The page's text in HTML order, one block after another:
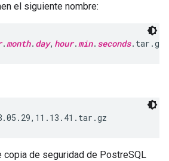
el siguiente nombre:
.month. day, hour.min. seconds.tar.gz
copia de seguridad de PostreSQL